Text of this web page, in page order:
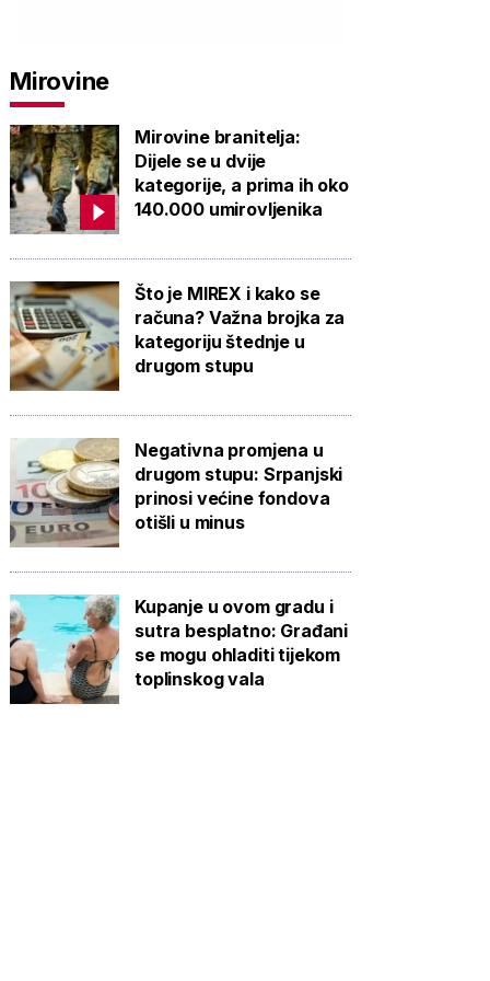
Mirovine
Mirovine branitelja:
Dijele se u dvije
kategorije, a prima ih oko
140.000 umirovljenika
Što je MIREX i kako se
računa? Važna brojka za
kategoriju štednje u
drugom stupu
Negativna promjena u
drugom stupu: Srpanjski
prinosi većine fondova
otišli u minus
Kupanje u ovom gradu i
sutra besplatno: Građani
se mogu ohladiti tijekom
toplinskog vala